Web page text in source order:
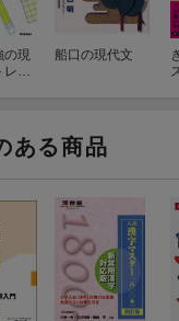
の現
レー
船口の現代文
ある商品